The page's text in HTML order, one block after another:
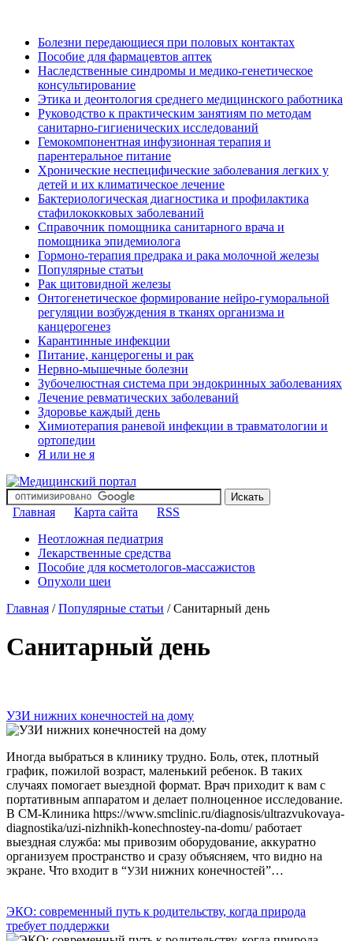
Болезни передающиеся при половых контактах
Пособие для фармацевтов аптек
Наследственные синдромы и медико-генетическое
консультирование
Этика и деонтология среднего медицинского работника
Руководство к практическим занятиям по методам
санитарно-гигиенических исследований
Гемокомпонентная инфузионная терапия и
парентеральное питание
Хронические неспецифические заболевания легких у
детей и их климатическое лечение
Бактериологическая диагностика и профилактика
стафилококковых заболеваний
Справочник помощника санитарного врача и
помощника эпидемиолога
Гормоно-терапия предрака и рака молочной железы
Популярные статьи
Рак щитовидной железы
Онтогенетическое формирование нейро-гуморальной
регуляции возбуждения в тканях организма и
канцерогенез
Карантинные инфекции
Питание, канцерогены и рак
Нервно-мышечные болезни
Зубочелюстная система при эндокринных заболеваниях
Лечение ревматических заболеваний
Здоровье каждый день
Химиотерапия раневой инфекции в травматологии и
ортопедии
Я или не я
Главная Карта сайта
RSS
Неотложная педиатрия
Лекарственные средства
Пособие для косметологов-массажистов
Опухоли шеи
Главная /Популярные статьи /Санитарный день
Санитарный день
УЗИ нижних конечностей на дому
Иногда выбраться в клинику трудно. Боль, отек, плотный
график, пожилой возраст, маленький ребенок. В таких
случаях помогает выездной формат. Врач приходит к вам с
портативным аппаратом и делает полноценное исследование.
В СМ-Клиника https://www.smclinic.ru/diagnosis/ultrazvukovaya-
diagnostika/uzi-nizhnikh-konechnostey-na-domu/ работает
выездная служба: мы привозим оборудование, аккуратно
организуем пространство и сразу объясняем, что видно на
экране. Что входит в “УЗИ нижних конечностей”…
ЭКО: современный путь к родительству, когда природа
требует поддержки